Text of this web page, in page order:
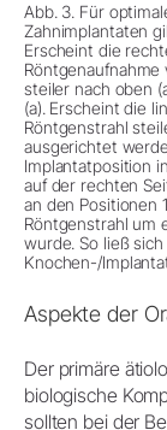
Abb. 3. Für
Zahnimplantaten
Erscheint die
steiler nach oben
(a). Erscheint die
Röntgenstrahl
ausgerichtet
Implantatposition
auf der rechten
an den Positionen
Röntgenstrahl um
wurde. So ließ
Knochen-/
Aspekte der
Der primäre
biologische
sollten bei der